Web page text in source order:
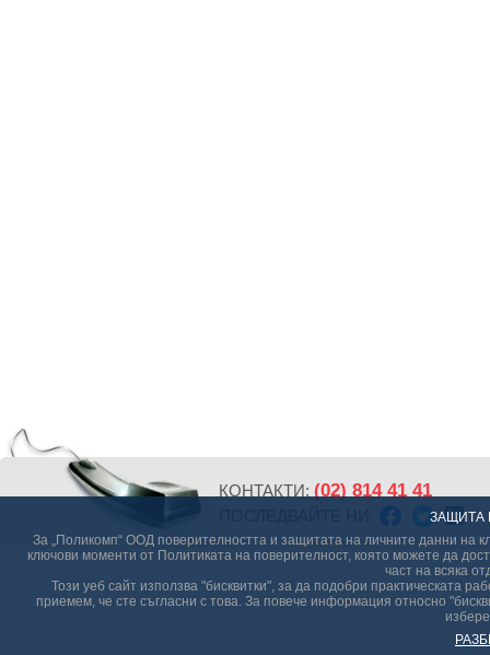
ЗАЩИТА
За „Поликомп“ ООД поверителността и защитата на личните данни на
ключови моменти от Политиката на поверителност, която можете да
част на всяка
Този уеб сайт използва "бисквитки", за да подобри практическата
приемем, че сте съгласни с това. За повече информация относно
КОНТАКТИ: (02) 814 41 41